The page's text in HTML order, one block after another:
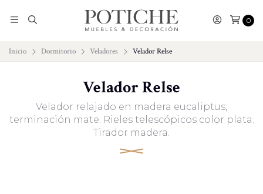
0
Inicio Dormitorio Veladores Velador Relse
Velador Relse
Velador relajado en madera eucaliptus,
terminación mate. Rieles telescópicos color plata.
Tirador madera.